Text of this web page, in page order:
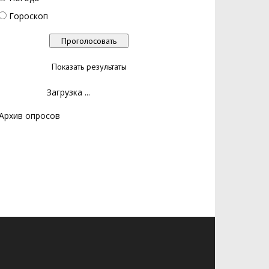
Гороскоп
Показать результаты
Загрузка ...
опросов